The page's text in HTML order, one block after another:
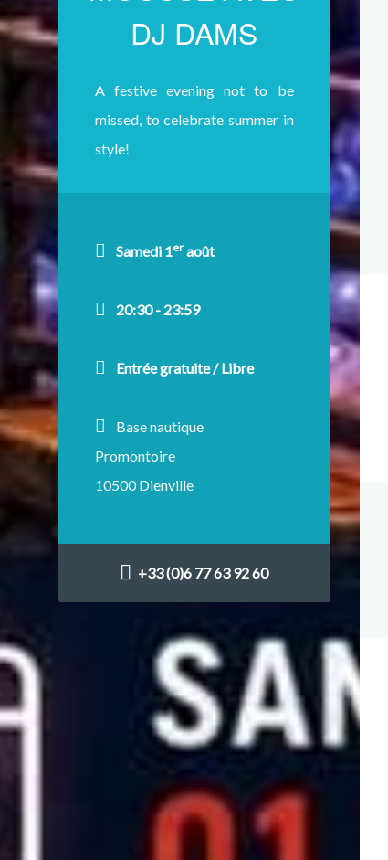
DJ DAMS
A festive evening not to be
missed, to celebrate summer in
style!
Samedi 1eraoût
20:30 - 23:59
Entrée gratuite / Libre
Base nautique
Promontoire
10500 Dienville
+33 (0)6 77 63 92 60